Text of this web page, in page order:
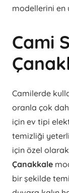
modellerini en
Cami
Camilerde
oranla çok
için ev tipi
temizliği yeterli
için özel
Çanakkale
bir şekilde